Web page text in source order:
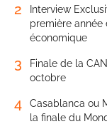
2
Interview
première
économique
3
Finale de la
octobre
4
Casablanca ou
la finale du